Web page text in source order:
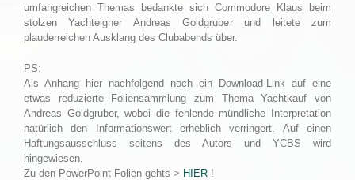
umfangreichen Themas bedankte sich Commodore Klaus beim
stolzen Yachteigner Andreas Goldgruber und leitete zum
plauderreichen Ausklang des Clubabends über.
PS:
Als Anhang hier nachfolgend noch ein Download-Link auf eine
etwas reduzierte Foliensammlung zum Thema Yachtkauf von
Andreas Goldgruber, wobei die fehlende mündliche Interpretation
natürlich den Informationswert erheblich verringert. Auf einen
Haftungsausschluss seitens des Autors und YCBS wird
hingewiesen.
Zu den PowerPoint-Folien gehts > HIER!